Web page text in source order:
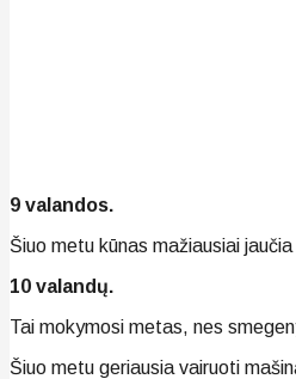
9 valandos.
Šiuo metu kūnas mažiausiai
10 valandų.
Tai mokymosi metas, nes
Šiuo metu geriausia vairuoti